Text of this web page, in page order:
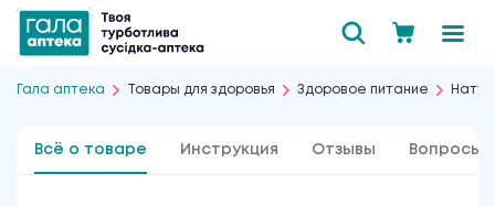
Гала аптека Товары для здоровья Здоровое питание
Всё о товаре Инструкция Отзывы Вопросы